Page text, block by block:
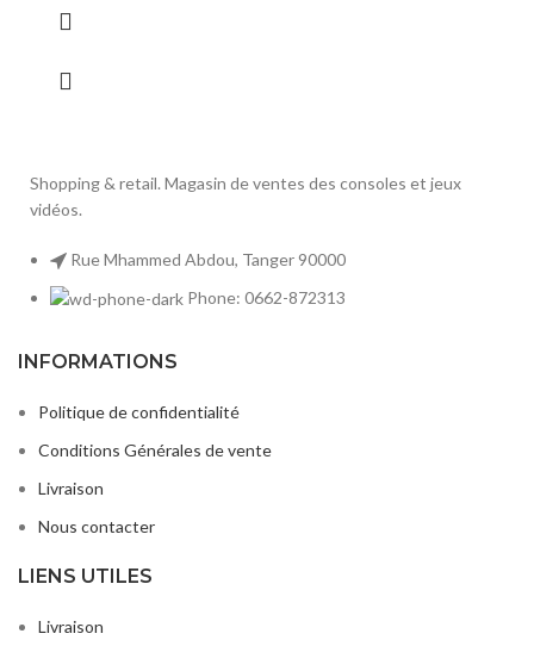
Shopping & retail. Magasin de ventes des consoles et jeux
vidéos.
Rue Mhammed Abdou, Tanger 90000
Phone: 0662-872313
INFORMATIONS
Politique de confidentialité
Conditions Générales de vente
Livraison
Nous contacter
LIENS UTILES
Livraison